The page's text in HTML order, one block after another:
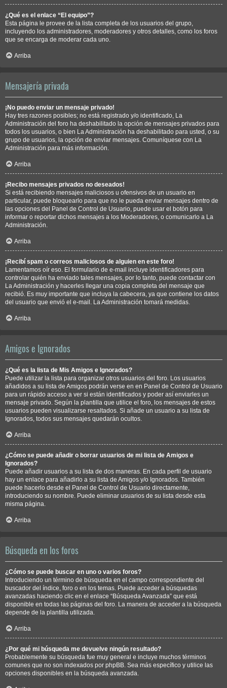
¿Qué es el enlace “El equipo”?
Esta página le provee de la lista completa de los usuarios del grupo,
incluyendo los administradores, moderadores y otros detalles, como los foros
que se encarga de moderar cada uno.
Arriba
Mensajería privada
¡No puedo enviar un mensaje privado!
Hay tres razones posibles; no está registrado y/o identificado, La
Administración del foro ha deshabilitado la opción de mensajes privados para
todos los usuarios, o bien La Administración ha deshabilitado para usted, o su
grupo de usuarios, la opción de enviar mensajes. Comuníquese con La
Administración para más información.
Arriba
¡Recibo mensajes privados no deseados!
Si está recibiendo mensajes maliciosos u ofensivos de un usuario en
particular, puede bloquearlo para que no le pueda enviar mensajes dentro de
las opciones del Panel de Control de Usuario, puede usar el botón para
informar o reportar dichos mensajes a los Moderadores, o comunicarlo a La
Administración.
Arriba
¡Recibí spam o correos maliciosos de alguien en este foro!
Lamentamos oír eso. El formulario de e-mail incluye identificadores para
controlar quién ha enviado tales mensajes, por lo tanto, puede contactar con
La Administración y hacerles llegar una copia completa del mensaje que
recibió. Es muy importante que incluya la cabecera, ya que contiene los datos
del usuario que envió el e-mail. La Administración tomará medidas.
Arriba
Amigos e Ignorados
¿Qué es la lista de Mis Amigos e Ignorados?
Puede utilizar la lista para organizar otros usuarios del foro. Los usuarios
añadidos a su lista de Amigos podrán verse en en Panel de Control de Usuario
para un rápido acceso a ver si están identificados y poder así enviarles un
mensaje privado. Según la plantilla que utilice el foro, los mensajes de estos
usuarios pueden visualizarse resaltados. Si añade un usuario a su lista de
Ignorados, todos sus mensajes quedarán ocultos.
Arriba
¿Cómo se puede añadir o borrar usuarios de mi lista de Amigos e
Ignorados?
Puede añadir usuarios a su lista de dos maneras. En cada perfil de usuario
hay un enlace para añadirlo a su lista de Amigos y/o Ignorados. También
puede hacerlo desde el Panel de Control de Usuario directamente,
introduciendo su nombre. Puede eliminar usuarios de su lista desde esta
misma página.
Arriba
Búsqueda en los foros
¿Cómo se puede buscar en uno o varios foros?
Introduciendo un término de búsqueda en el campo correspondiente del
buscador del índice, foro o en los temas. Puede acceder a búsquedas
avanzadas haciendo clic en el enlace “Búsqueda Avanzada” que está
disponible en todas las páginas del foro. La manera de acceder a la búsqueda
depende de la plantilla utilizada.
Arriba
¿Por qué mi búsqueda me devuelve ningún resultado?
Probablemente su búsqueda fue muy general e incluye muchos términos
comunes que no son indexados por phpBB. Sea más específico y utilice las
opciones disponibles en la búsqueda avanzada.